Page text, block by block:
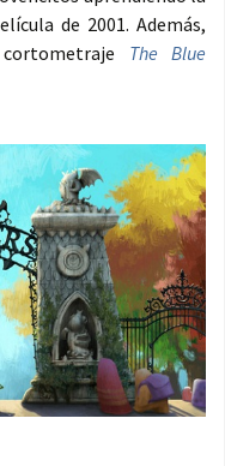
de 2001. Además,
The Blue